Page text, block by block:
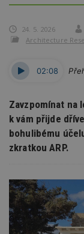
24. 5. 2026
Architecture
02:08
Zavzpomínat na
k vám přijde
bohulibému
zkratkou ARP.